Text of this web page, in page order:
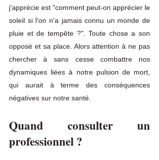
j'apprécie est "comment peut-on apprécier le
soleil si l'on n'a jamais connu un monde de
pluie et de tempête ?". Toute chose a son
opposé et sa place. Alors attention à ne pas
chercher à sans cesse combattre nos
dynamiques liées à notre pulsion de mort,
qui aurait à terme des conséquences
négatives sur notre santé.
Quand consulter un
professionnel ?